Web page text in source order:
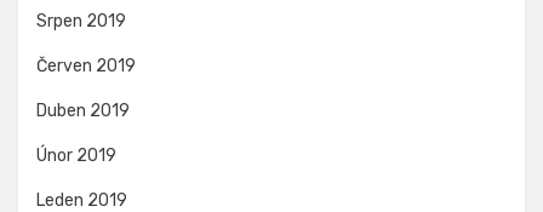
Srpen 2019
Červen 2019
Duben 2019
Únor 2019
Leden 2019